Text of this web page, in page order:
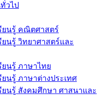
วไป
ยนรู้ คณิตศาสตร์
ยนรู้ วิทยาศาสตร์และ
ยนรู้ ภาษาไทย
ยนรู้ ภาษาต่างประเทศ
ยนรู้ สังคมศึกษา ศาสนาและ